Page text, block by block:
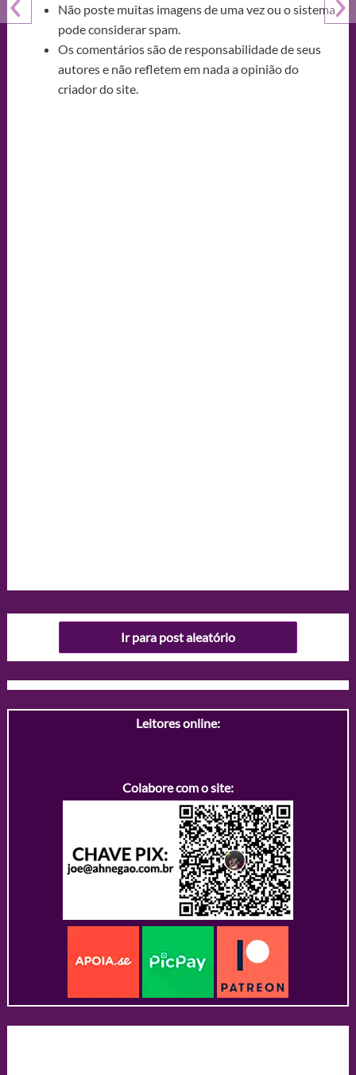
Não poste muitas imagens de uma vez ou o sistema
pode considerar spam.
Os comentários são de responsabilidade de seus
autores e não refletem em nada a opinião do
criador do site.
Ir para post aleatório
Leitores online:
Colabore com o site: